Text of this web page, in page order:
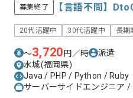
募集終了 【言語不問】
20代活躍中 30代活躍中 長期
〜3,720円／時
派遣
水城(福岡県)
Java / PHP / Python / Ruby
サーバーサイドエンジニア